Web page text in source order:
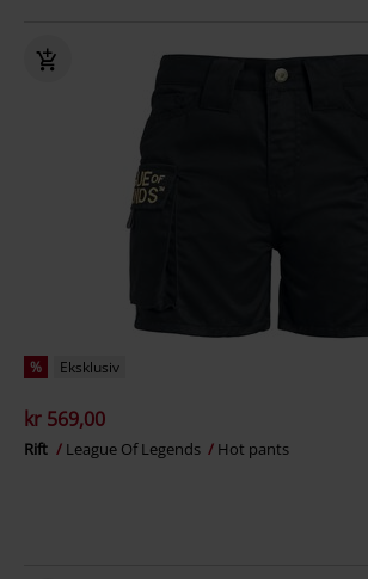
% Eksklusiv
kr 569,00
Rift League Of Legends Hot pants